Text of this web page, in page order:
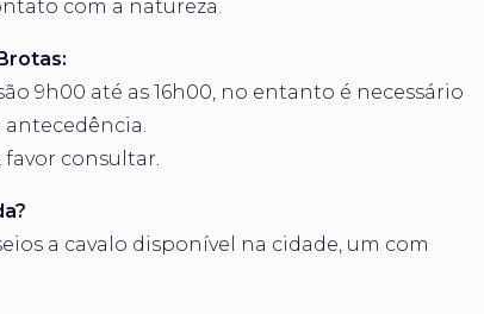
com a natureza.
9h00 até as 16h00, no entanto é necessário
favor consultar.
a cavalo disponível na cidade, um com